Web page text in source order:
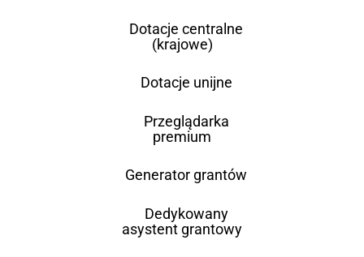
Dotacje centralne
(krajowe)
Dotacje unijne
Przeglądarka
premium
Generator grantów
Dedykowany
asystent grantowy